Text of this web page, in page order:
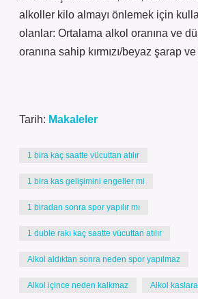
alkoller kilo almayı önlemek için
olanlar: Ortalama alkol oranına ve
oranına sahip kırmızı/beyaz şarap
Tarih: Makaleler
1 bira kaç saatte vücuttan atılır
1 bira kas gelişimini engeller mi
1 biradan sonra spor yapılır mı
1 duble rakı kaç saatte vücuttan atılır
Alkol aldıktan sonra neden spor yapılmaz
Alkol içince neden kalkmaz Alkol